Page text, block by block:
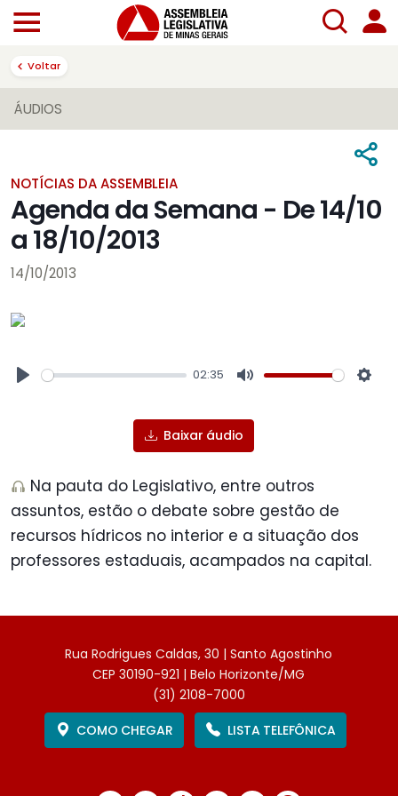
Voltar
ÁUDIOS
NOTÍCIAS DA ASSEMBLEIA
Agenda da Semana - De 14/10
a 18/10/2013
14/10/2013
02:35
Baixar áudio
Na pauta do Legislativo, entre outros
assuntos, estão o debate sobre gestão de
recursos hídricos no interior e a situação dos
professores estaduais, acampados na capital.
Rua Rodrigues Caldas, 30 | Santo Agostinho
CEP 30190-921 | Belo Horizonte/MG
(31) 2108-7000
COMO CHEGAR
LISTA TELEFÔNICA